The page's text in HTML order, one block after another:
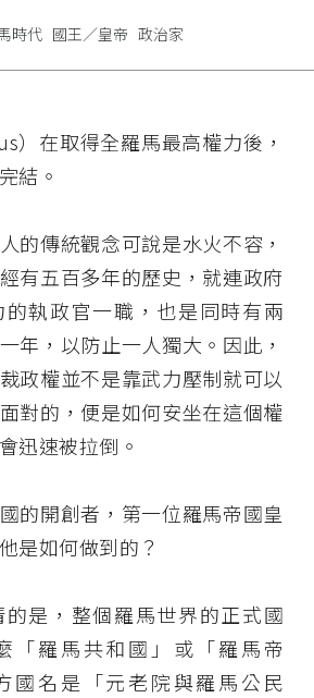
）在取得全羅馬最高權力後，
結。
的傳統觀念可說是水火不容，
有五百多年的歷史，就連政府
執政官一職，也是同時有兩
年，以防止一人獨大。因此，
政權並不是靠武力壓制就可以
對的，便是如何安坐在這個權
迅速被拉倒。
的開創者，第一位羅馬帝國皇
是如何做到的？
是，整個羅馬世界的正式國
「羅馬共和國」或「羅馬帝
國名是「元老院與羅馬公民
時代 國王／皇帝 政治家